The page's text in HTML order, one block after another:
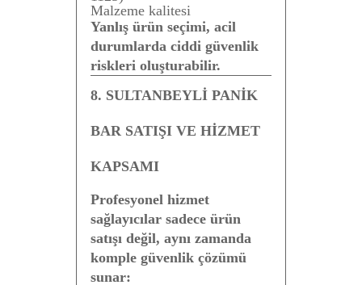
Malzeme kalitesi
Yanlış ürün seçimi, acil
durumlarda ciddi güvenlik
riskleri oluşturabilir.
8. SULTANBEYLİ PANİK
BAR SATIŞI VE HİZMET
KAPSAMI
Profesyonel hizmet
sağlayıcılar sadece ürün
satışı değil, aynı zamanda
komple güvenlik çözümü
sunar: